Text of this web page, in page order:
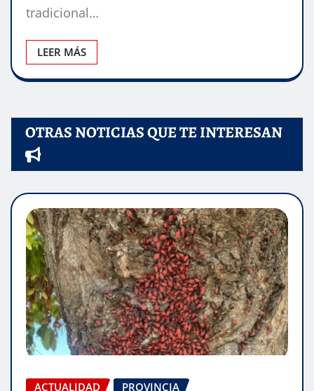
tradicional…
LEER MÁS
OTRAS NOTICIAS QUE TE INTERESAN
ACTUALIDAD
PROVINCIA